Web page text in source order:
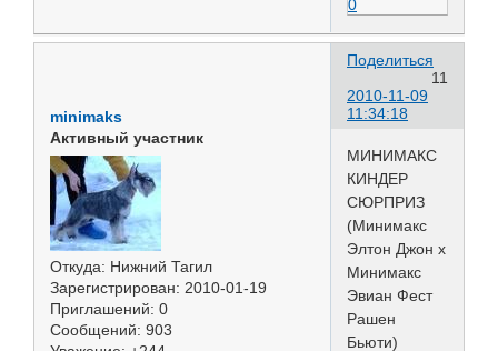
0
Поделиться
11
2010-11-09
11:34:18
minimaks
Активный участник
Откуда: Нижний Тагил
Зарегистрирован: 2010-01-19
Приглашений: 0
Сообщений: 903
МИНИМАКС
КИНДЕР
СЮРПРИЗ
(Минимакс
Элтон Джон х
Минимакс
Эвиан Фест
Рашен
Бьюти)